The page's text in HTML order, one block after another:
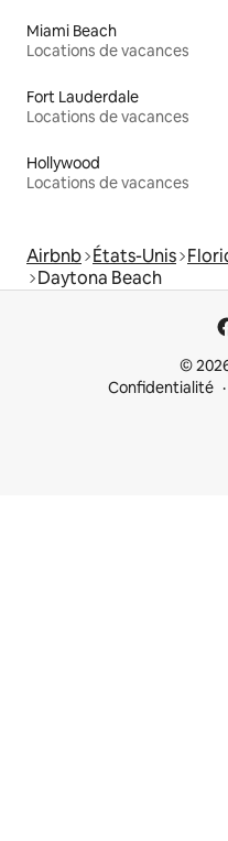
Miami Beach
Locations de vacances
Fort Lauderdale
Locations de vacances
Hollywood
Locations de vacances
Airbnb États-Unis
Daytona Beach
©
Confidentialité